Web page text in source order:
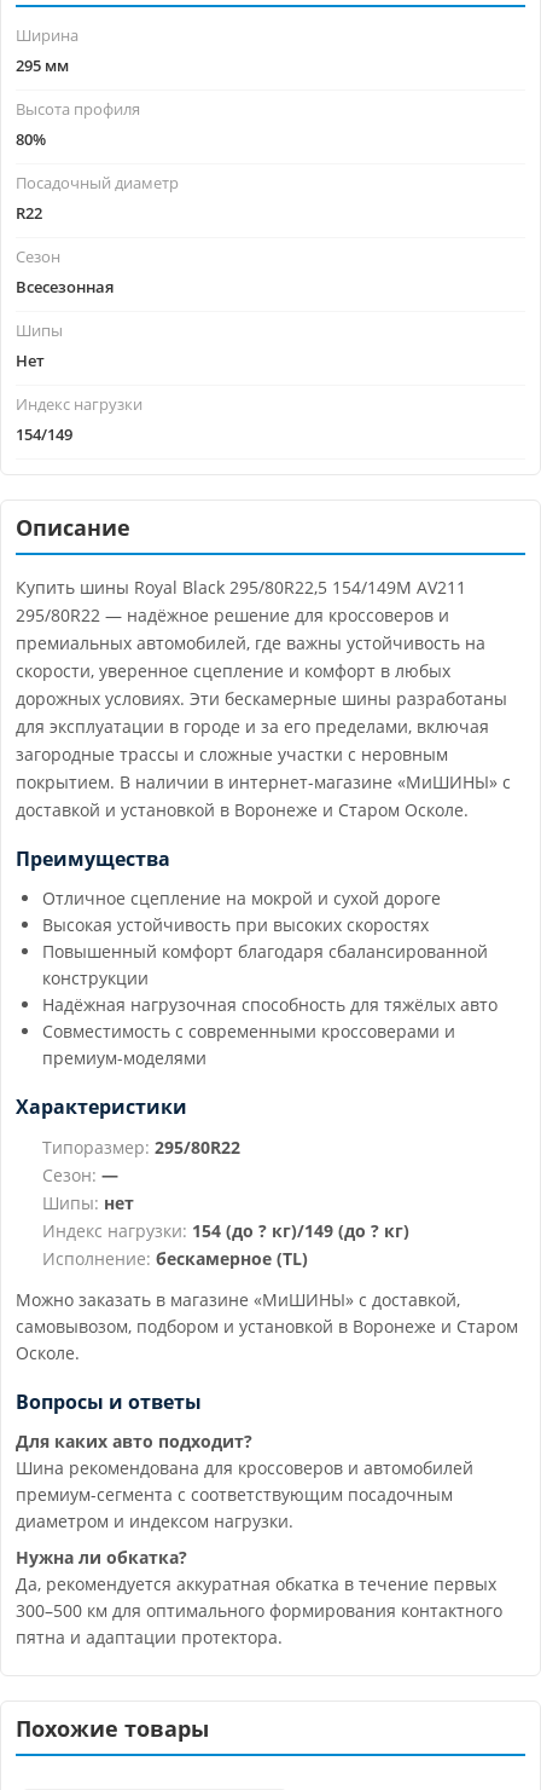
Ширина
295 мм
Высота профиля
80%
Посадочный диаметр
R22
Сезон
Всесезонная
Шипы
Нет
Индекс нагрузки
154/149
Описание
Купить шины Royal Black 295/80R22,5 154/149M AV211
295/80R22 — надёжное решение для кроссоверов и
премиальных автомобилей, где важны устойчивость на
скорости, уверенное сцепление и комфорт в любых
дорожных условиях. Эти бескамерные шины разработаны
для эксплуатации в городе и за его пределами, включая
загородные трассы и сложные участки с неровным
покрытием. В наличии в интернет-магазине «МиШИНЫ» с
доставкой и установкой в Воронеже и Старом Осколе.
Преимущества
Отличное сцепление на мокрой и сухой дороге
Высокая устойчивость при высоких скоростях
Повышенный комфорт благодаря сбалансированной
конструкции
Надёжная нагрузочная способность для тяжёлых авто
Совместимость с современными кроссоверами и
премиум-моделями
Характеристики
Типоразмер: 295/80R22
Сезон: —
Шипы: нет
Индекс нагрузки: 154 (до ? кг)/149 (до ? кг)
Исполнение: бескамерное (TL)
Можно заказать в магазине «МиШИНЫ» с доставкой,
самовывозом, подбором и установкой в Воронеже и Старом
Осколе.
Вопросы и ответы
Для каких авто подходит?
Шина рекомендована для кроссоверов и автомобилей
премиум-сегмента с соответствующим посадочным
диаметром и индексом нагрузки.
Нужна ли обкатка?
Да, рекомендуется аккуратная обкатка в течение первых
300–500 км для оптимального формирования контактного
пятна и адаптации протектора.
Похожие товары